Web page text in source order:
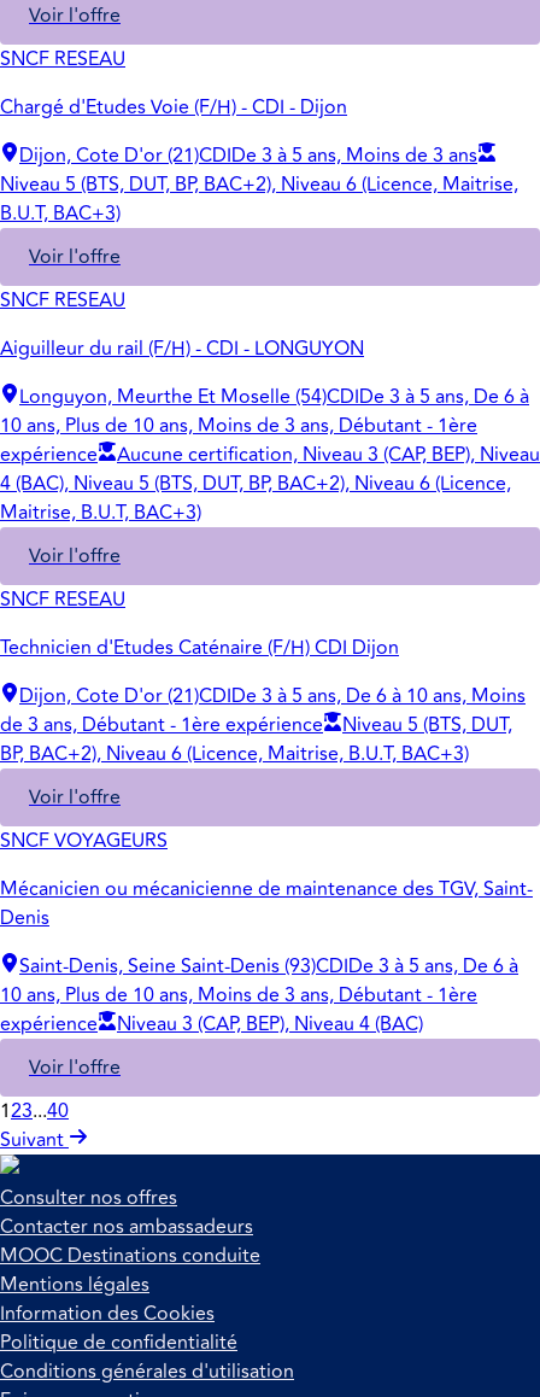
Voir l'offre
SNCF RESEAU
Chargé d'Etudes Voie (F/H) - CDI - Dijon
Dijon, Cote D'or (21)CDIDe 3 à 5 ans, Moins de 3 ans
Niveau 5 (BTS, DUT, BP, BAC+2), Niveau 6 (Licence, Maitrise,
B.U.T, BAC+3)
Voir l'offre
SNCF RESEAU
Aiguilleur du rail (F/H) - CDI - LONGUYON
Longuyon, Meurthe Et Moselle (54)CDIDe 3 à 5 ans, De 6 à
10 ans, Plus de 10 ans, Moins de 3 ans, Débutant - 1ère
expérience
Aucune certification, Niveau 3 (CAP, BEP), Niveau
4 (BAC), Niveau 5 (BTS, DUT, BP, BAC+2), Niveau 6 (Licence,
Maitrise, B.U.T, BAC+3)
Voir l'offre
SNCF RESEAU
Technicien d'Etudes Caténaire (F/H) CDI Dijon
Dijon, Cote D'or (21)CDIDe 3 à 5 ans, De 6 à 10 ans, Moins
de 3 ans, Débutant - 1ère expérience
Niveau 5 (BTS, DUT,
BP, BAC+2), Niveau 6 (Licence, Maitrise, B.U.T, BAC+3)
Voir l'offre
SNCF VOYAGEURS
Mécanicien ou mécanicienne de maintenance des TGV, Saint-
Denis
Saint-Denis, Seine Saint-Denis (93)CDIDe 3 à 5 ans, De 6 à
10 ans, Plus de 10 ans, Moins de 3 ans, Débutant - 1ère
expérience
Niveau 3 (CAP, BEP), Niveau 4 (BAC)
Voir l'offre
123...40
Suivant
Consulter nos offres
Contacter nos ambassadeurs
MOOC Destinations conduite
Mentions légales
Information des Cookies
Politique de confidentialité
Conditions générales d'utilisation